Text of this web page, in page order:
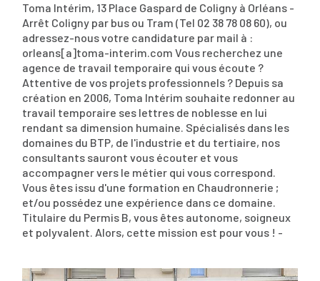
Toma Intérim, 13 Place Gaspard de Coligny à Orléans -
Arrêt Coligny par bus ou Tram (Tel 02 38 78 08 60), ou
adressez-nous votre candidature par mail à :
orleans[a]toma-interim.com Vous recherchez une
agence de travail temporaire qui vous écoute ?
Attentive de vos projets professionnels ? Depuis sa
création en 2006, Toma Intérim souhaite redonner au
travail temporaire ses lettres de noblesse en lui
rendant sa dimension humaine. Spécialisés dans les
domaines du BTP, de l'industrie et du tertiaire, nos
consultants sauront vous écouter et vous
accompagner vers le métier qui vous correspond.
Vous êtes issu d'une formation en Chaudronnerie ;
et/ou possédez une expérience dans ce domaine.
Titulaire du Permis B, vous êtes autonome, soigneux
et polyvalent. Alors, cette mission est pour vous ! -